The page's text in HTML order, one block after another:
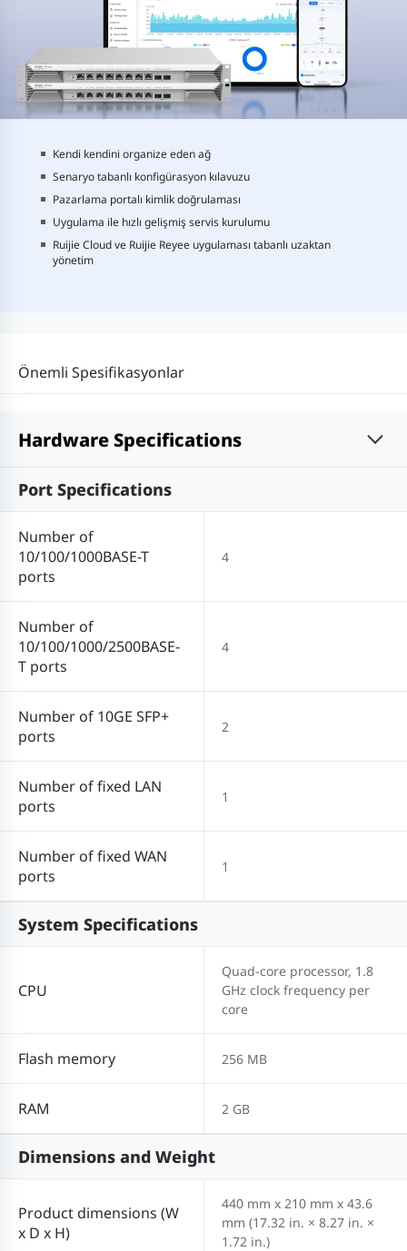
Kendi kendini organize eden ağ
Senaryo tabanlı konfigürasyon kılavuzu
Pazarlama portalı kimlik doğrulaması
Uygulama ile hızlı gelişmiş servis kurulumu
Ruijie Cloud ve Ruijie Reyee uygulaması tabanlı uzaktan
yönetim
Önemli Spesifikasyonlar
Hardware Specifications
Port Specifications
Number of
10/100/1000BASE-T
ports
4
Number of
10/100/1000/2500BASE-
T ports
4
Number of 10GE SFP+
ports
2
Number of fixed LAN
ports
1
Number of fixed WAN
ports
1
System Specifications
CPU
Quad-core processor, 1.8
GHz clock frequency per
core
Flash memory 256 MB
RAM 2 GB
Dimensions and Weight
Product dimensions (W
x D x H)
440 mm x 210 mm x 43.6
mm (17.32 in. × 8.27 in. ×
1.72 in.)